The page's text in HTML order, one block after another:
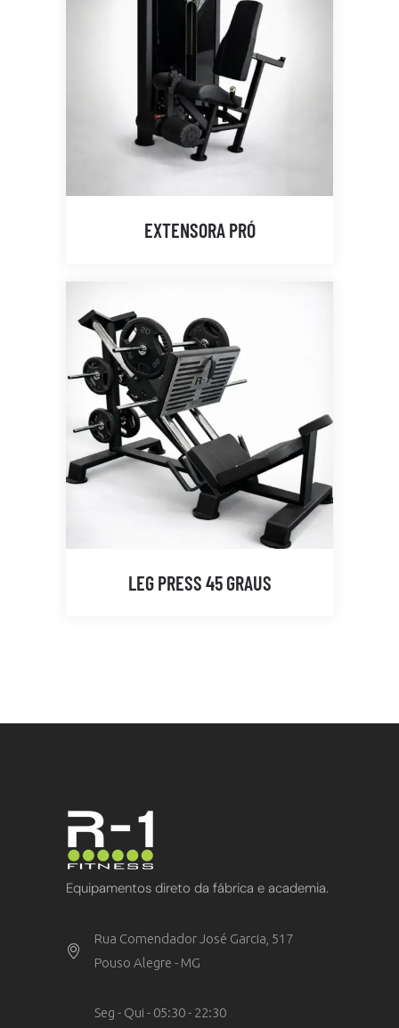
EXTENSORA PRÓ
LEG PRESS 45 GRAUS
Equipamentos direto da fábrica e academia.
Rua Comendador José Garcia, 517
Pouso Alegre - MG
Seg - Qui - 05:30 - 22:30